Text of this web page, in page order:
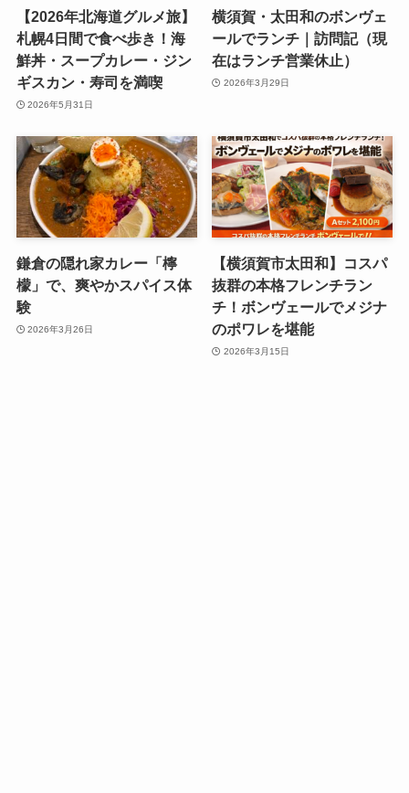
【2026年北海道グルメ旅】
札幌4日間で食べ歩き！海
鮮丼・スープカレー・ジン
ギスカン・寿司を満喫
2026年5月31日
横須賀・太田和のボンヴェ
ールでランチ｜訪問記（現
在はランチ営業休止）
2026年3月29日
鎌倉の隠れ家カレー「檸
檬」で、爽やかスパイス体
験
2026年3月26日
【横須賀市太田和】コスパ
抜群の本格フレンチラン
チ！ボンヴェールでメジナ
のポワレを堪能
2026年3月15日